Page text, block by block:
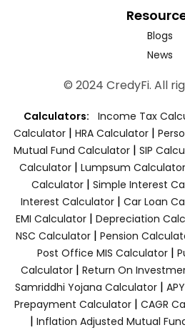
Blogs
News
© 2024 CredyFi. All
Calculators: Income Tax
Calculator | HRA Calculator |
Mutual Fund Calculator | SIP
Calculator | Lumpsum Calculator
Calculator| Simple Interest
Interest Calculator| Car Loan
EMI Calculator| Depreciation
NSC Calculator| Pension
Post Office MIS Calculator|
Calculator| Return On
Samriddhi Yojana Calculator|
Prepayment Calculator | CAGR
| Inflation Adjusted Mutual